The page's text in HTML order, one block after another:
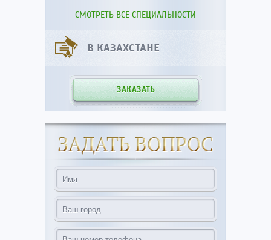
СМОТРЕТЬ ВСЕ СПЕЦИАЛЬНОСТИ
В КАЗАХСТАНЕ
ЗАКАЗАТЬ